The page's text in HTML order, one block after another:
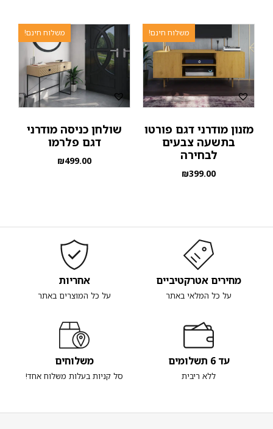
משלוח חינם!
מזנון מודרני דגם פורטו
בתשעה צבעים
לבחירה
₪399.00
משלוח חינם!
שולחן כניסה מודרני
דגם פלרמו
₪499.00
מחירים אטרקטיביים
על כל המלאי באתר
אחריות
על כל המוצרים באתר
עד 6 תשלומים
ללא ריבית
משלוחים
סל קניות בעלות משלוח אחד!